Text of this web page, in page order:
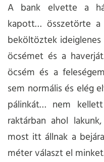
A bank elvette a
kapott… összetörte
beköltöztek
öcsémet és a
öcsém és a
sem normális és elég
pálinkát… nem
raktárban ahol
most itt állnak a
méter választ el